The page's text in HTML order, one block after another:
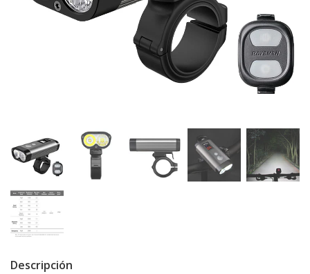
Descripción